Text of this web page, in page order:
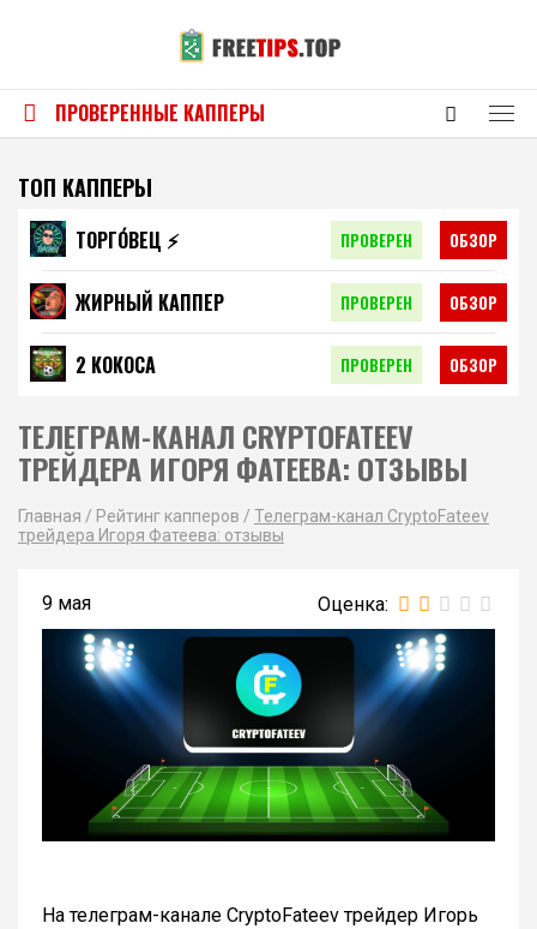
ПРОВЕРЕННЫЕ КАППЕРЫ
ТОП КАППЕРЫ
ТОРГО́ВЕЦ ⚡️ ПРОВЕРЕН ОБЗОР
ЖИРНЫЙ КАППЕР ПРОВЕРЕН ОБЗОР
2 КОКОСА ПРОВЕРЕН ОБЗОР
ТЕЛЕГРАМ-КАНАЛ CRYPTOFATEEV
ТРЕЙДЕРА ИГОРЯ ФАТЕЕВА: ОТЗЫВЫ
Главная / Рейтинг капперов / Телеграм-канал CryptoFateev
трейдера Игоря Фатеева: отзывы
9 мая
На телеграм-канале CryptoFateev трейдер Игорь